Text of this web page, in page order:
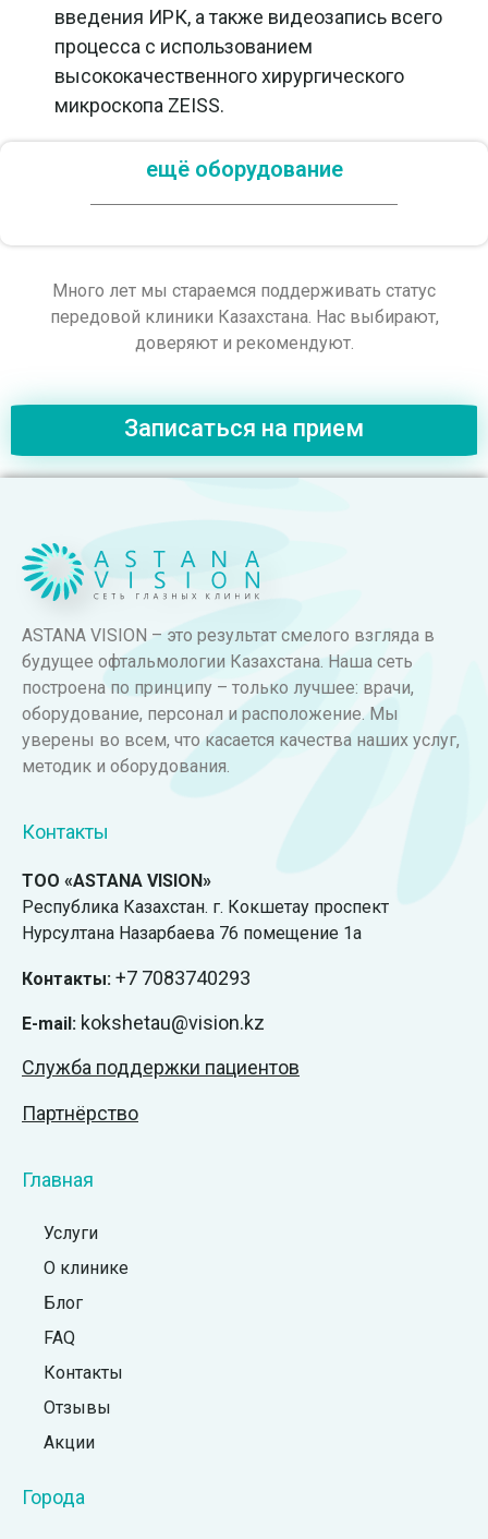
введения ИРК, а также видеозапись всего
процесса с использованием
высококачественного хирургического
микроскопа ZEISS.
ещё оборудование
Много лет мы стараемся поддерживать статус
передовой клиники Казахстана. Нас выбирают,
доверяют и рекомендуют.
Записаться на прием
ASTANA VISION – это результат смелого взгляда в
будущее офтальмологии Казахстана. Наша сеть
построена по принципу – только лучшее: врачи,
оборудование, персонал и расположение. Мы
уверены во всем, что касается качества наших услуг,
методик и оборудования.
Контакты
ТОО «ASTANA VISION»
Республика Казахстан. г. Кокшетау проспект
Нурсултана Назарбаева 76 помещение 1а
Контакты: +7 7083740293
E-mail: kokshetau@vision.kz
Служба поддержки пациентов
Партнёрство
Главная
Услуги
О клинике
Блог
FAQ
Контакты
Отзывы
Акции
Города